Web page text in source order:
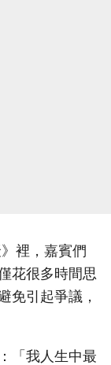
裡，嘉賓們
花很多時間思
免引起爭議，
「我人生中最